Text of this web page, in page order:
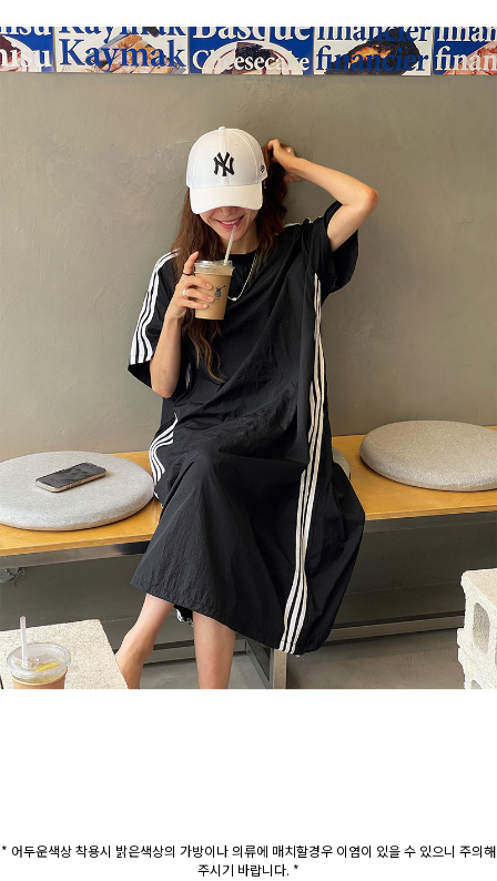
* 어두운색상 착용시 밝은색상의 가방이나 의류에 매치할경우 이염이 있을 수 있으니 주의해
주시기 바랍니다. *